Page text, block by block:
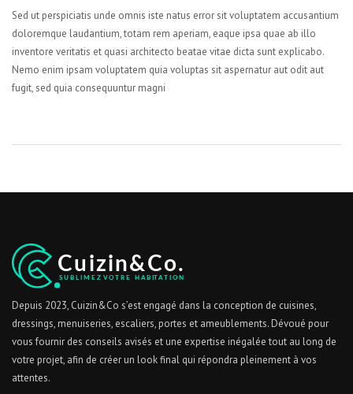
Sed ut perspiciatis unde omnis iste natus error sit voluptatem accusantium
doloremque laudantium, totam rem aperiam, eaque ipsa quae ab illo
inventore veritatis et quasi architecto beatae vitae dicta sunt explicabo.
Nemo enim ipsam voluptatem quia voluptas sit aspernatur aut odit aut
fugit, sed quia consequuntur magni
Depuis 2023, Cuizin&Co s’est engagé dans la conception de cuisines,
dressings, menuiseries, escaliers, portes et ameublements. Dévoué pour
vous fournir des conseils avisés et une expertise inégalée tout au long de
votre projet, afin de créer un look final qui répondra pleinement à vos
attentes.